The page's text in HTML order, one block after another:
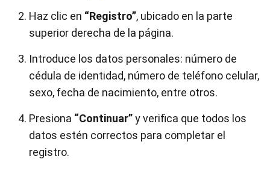
Haz clic en “Registro”, ubicado en la parte
superior derecha de la página.
Introduce los datos personales: número de
cédula de identidad, número de teléfono celular,
sexo, fecha de nacimiento, entre otros.
Presiona “Continuar”y verifica que todos los
datos estén correctos para completar el
registro.